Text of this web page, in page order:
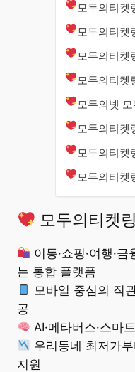
모두의티켓
모두의티켓
모두의티켓
모두의티켓
모두의넷
모두의티켓
모두의티켓
모두의티켓
모두의티켓
이동·쇼핑·여행·
는 통합 플랫폼
모바일 중심의 직
공
AI·메타버스·스마
우리동네 최저가
지원